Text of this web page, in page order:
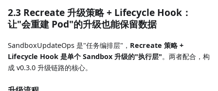
2.3 Recreate 升级策略 + Lifecycle Hook：
让"会重建 Pod"的升级也能保留数据
SandboxUpdateOps 是"任务编排层"， Recreate 策略 +
Lifecycle Hook 是单个 Sandbox 升级的"执行层"。两者配合，构
成 v0.3.0 升级链路的核心。